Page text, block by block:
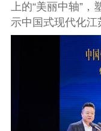
上的“美丽中轴”，
示中国式现代化江